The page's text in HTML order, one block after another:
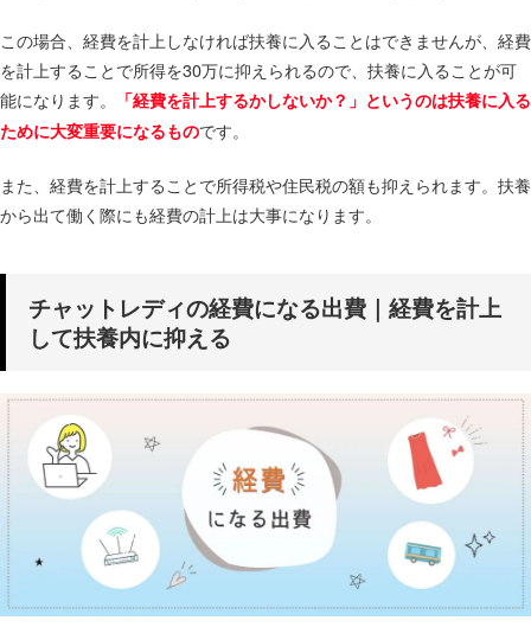
この場合、経費を計上しなければ扶養に入ることはできませんが、経費
を計上することで所得を30万に抑えられるので、扶養に入ることが可
能になります。
「経費を計上するかしないか？」というのは扶養に入る
ために大変重要になるものです。
また、経費を計上することで所得税や住民税の額も抑えられます。扶養
から出て働く際にも経費の計上は大事になります。
チャットレディの経費になる出費｜経費を計上
して扶養内に抑える